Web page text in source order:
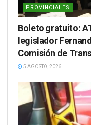
PROVINCIALES
Boleto gratuito:
legislador
Comisión de
5 AGOSTO, 2026